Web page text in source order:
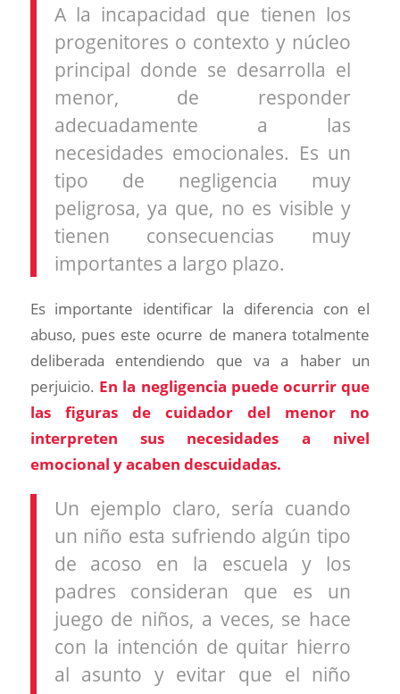
A la incapacidad que tienen los
progenitores o contexto y núcleo
principal donde se desarrolla el
menor, de responder
adecuadamente a las
necesidades emocionales. Es un
tipo de negligencia muy
peligrosa, ya que, no es visible y
tienen consecuencias muy
importantes a largo plazo.
Es importante identificar la diferencia con el
abuso, pues este ocurre de manera totalmente
deliberada entendiendo que va a haber un
perjuicio. En la negligencia puede ocurrir que
las figuras de cuidador del menor no
interpreten sus necesidades a nivel
emocional y acaben descuidadas.
Un ejemplo claro, sería cuando
un niño esta sufriendo algún tipo
de acoso en la escuela y los
padres consideran que es un
juego de niños, a veces, se hace
con la intención de quitar hierro
al asunto y evitar que el niño